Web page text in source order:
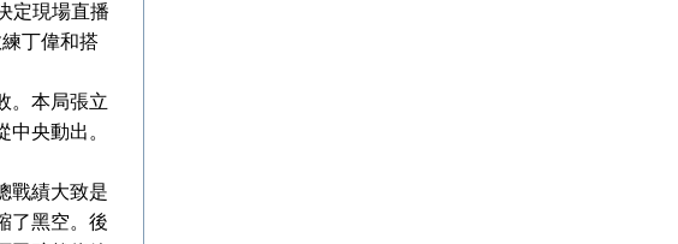
定現場直播
丁偉和搭
。本局張立
央動出。
戰績大致是
了黑空。後